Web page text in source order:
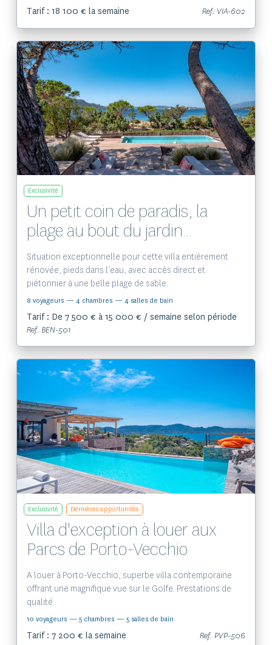
Tarif : 18 100 € la semaine Ref. VIA-602
Voir le bien
Exclusivité
Un petit coin de paradis, la
plage au bout du jardin...
Situation exceptionnelle pour cette villa entièrement
rénovée, pieds dans l’eau, avec accès direct et
piétonnier à une belle plage de sable.
8 voyageurs — 4 chambres — 4 salles de bain
Tarif : De 7 500 € à 15 000 € / semaine selon période
Ref. BEN-501
Voir le bien
Exclusivité Dernières opportunités
Villa d'exception à louer aux
Parcs de Porto-Vecchio
A louer à Porto-Vecchio, superbe villa contemporaine
offrant une magnifique vue sur le Golfe. Prestations de
qualité.
10 voyageurs — 5 chambres — 5 salles de bain
Tarif : 7 200 € la semaine Ref. PVP-506